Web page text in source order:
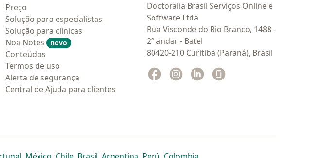
Preço
Solução para especialistas
Solução para clinicas
Noa Notes
novo
Conteúdos
Termos de uso
Alerta de segurança
Central de Ajuda para clientes
Doctoralia Brasil Serviços Online e
Software Ltda
Rua Visconde do Rio Branco, 1488 -
2º andar - Batel
80420-210 Curitiba (Paraná), Brasil
Facebook
abre num novo separador
Instagram
abre num novo separador
Linkedin
abre num novo separador
separador
num novo separador
abre num novo separador
abre num novo separador
abre num novo separador
abre num novo separador
abre num novo separador
abre num novo separador
abre num novo separador